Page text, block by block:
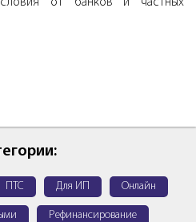
ПТС Для ИП Онлайн
Рефинансирование